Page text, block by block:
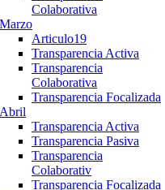
Colaborativa
Marzo
Articulo19
Transparencia Activa
Transparencia
Colaborativa
Transparencia Focalizada
Abril
Transparencia Activa
Transparencia Pasiva
Transparencia
Colaborativ
Transparencia Focalizada